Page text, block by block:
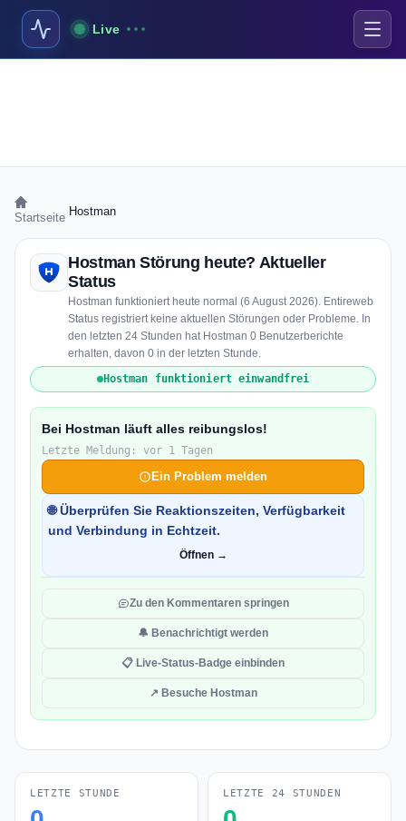
Live
Startseite Hostman
Hostman Störung heute? Aktueller
Status
Hostman funktioniert heute normal (6 August 2026). Entireweb
Status registriert keine aktuellen Störungen oder Probleme. In
den letzten 24 Stunden hat Hostman 0 Benutzerberichte
erhalten, davon 0 in der letzten Stunde.
Hostman funktioniert einwandfrei
Bei Hostman läuft alles reibungslos!
Letzte Meldung: vor 1 Tagen
Ein Problem melden
🌐 Überprüfen Sie Reaktionszeiten, Verfügbarkeit
und Verbindung in Echtzeit.
Öffnen →
Zu den Kommentaren springen
🔔 Benachrichtigt werden
📋 Live-Status-Badge einbinden
↗ Besuche Hostman
LETZTE STUNDE LETZTE 24 STUNDEN